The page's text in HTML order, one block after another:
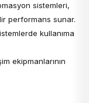
sistemleri,
performans sunar.
kullanıma
ekipmanlarının